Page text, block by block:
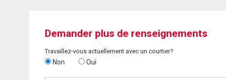
Demander plus de renseignements
Travaillez-vous actuellement avec un courtier?
Non Oui